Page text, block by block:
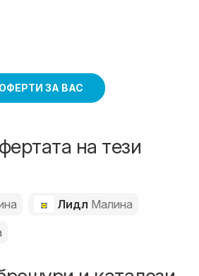
ОФЕРТИ ЗА ВАС
на тези
Лидл Малина